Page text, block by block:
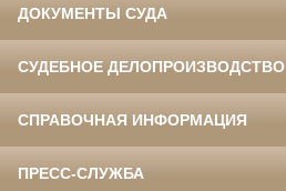
ДОКУМЕНТЫ СУДА
СУДЕБНОЕ ДЕЛОПРОИЗВОДСТВО
СПРАВОЧНАЯ ИНФОРМАЦИЯ
ПРЕСС-СЛУЖБА